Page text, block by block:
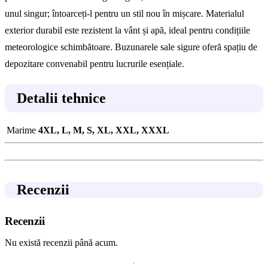
unul singur; întoarceți-l pentru un stil nou în mișcare. Materialul
exterior durabil este rezistent la vânt și apă, ideal pentru condițiile
meteorologice schimbătoare. Buzunarele sale sigure oferă spațiu de
depozitare convenabil pentru lucrurile esențiale.
Detalii tehnice
Marime 4XL, L, M, S, XL, XXL, XXXL
Recenzii
Recenzii
Nu există recenzii până acum.